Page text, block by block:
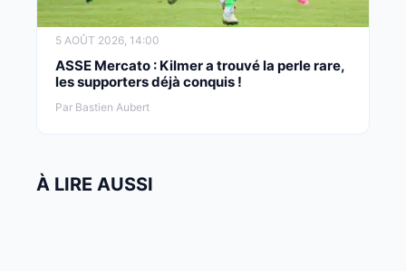
5 AOÛT 2026, 14:00
ASSE Mercato : Kilmer a trouvé la perle rare,
les supporters déjà conquis !
Par Bastien Aubert
À LIRE AUSSI